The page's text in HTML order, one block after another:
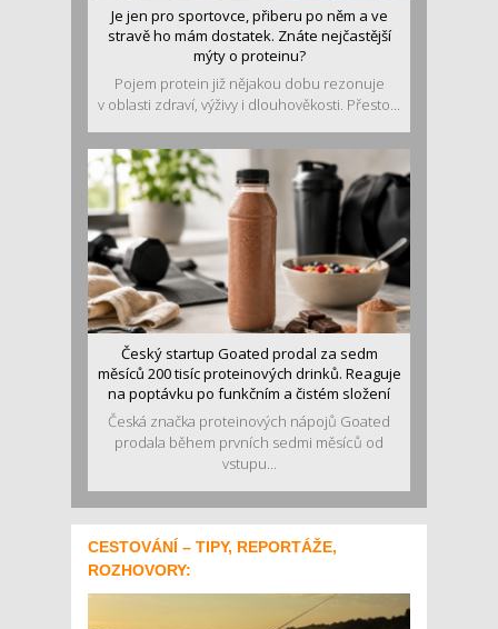
Je jen pro sportovce, přiberu po něm a ve
stravě ho mám dostatek. Znáte nejčastější
mýty o proteinu?
Pojem protein již nějakou dobu rezonuje
v oblasti zdraví, výživy i dlouhověkosti. Přesto...
Český startup Goated prodal za sedm
měsíců 200 tisíc proteinových drinků. Reaguje
na poptávku po funkčním a čistém složení
Česká značka proteinových nápojů Goated
prodala během prvních sedmi měsíců od
vstupu...
CESTOVÁNÍ – TIPY, REPORTÁŽE,
ROZHOVORY: